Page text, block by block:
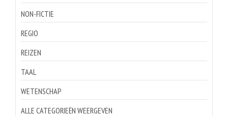
NON-FICTIE
REGIO
REIZEN
TAAL
WETENSCHAP
ALLE CATEGORIEËN WEERGEVEN